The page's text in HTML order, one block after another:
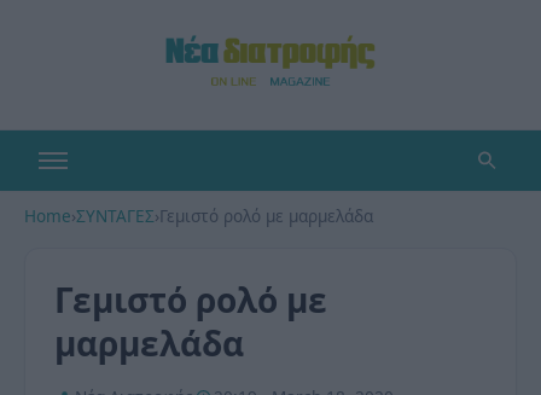
Home›ΣΥΝΤΑΓΕΣ›Γεμιστό ρολό με μαρμελάδα
Γεμιστό ρολό με
μαρμελάδα